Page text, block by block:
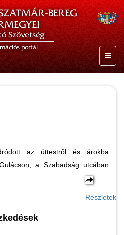
BEREG
Szövetség
portál
az úttestről és árokba
a Szabadság utcában
Részletek